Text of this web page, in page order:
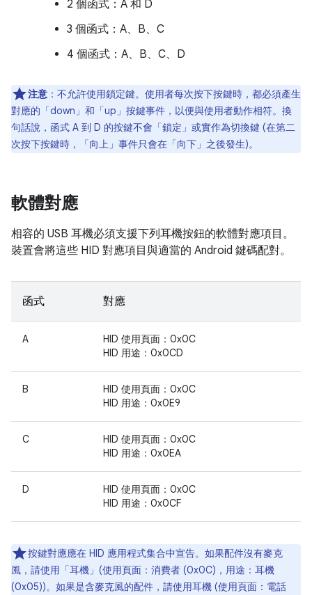
2 個函式：A 和 D
3 個函式：A、B、C
4 個函式：A、B、C、D
注意 ：不允許使用鎖定鍵。使用者每次按下按鍵時，都必須產生
對應的「down」和「up」按鍵事件，以便與使用者動作相符。換
句話說，函式 A 到 D 的按鍵不會「鎖定」或實作為切換鍵 (在第二
次按下按鍵時，「向上」事件只會在「向下」之後發生)。
軟體對應
相容的 USB 耳機必須支援下列耳機按鈕的軟體對應項目。
裝置會將這些 HID 對應項目與適當的 Android 鍵碼配對。
函式 對應
A
HID 使用頁面：0x0C
HID 用途：0x0CD
B
HID 使用頁面：0x0C
HID 用途：0x0E9
C
HID 使用頁面：0x0C
HID 用途：0x0EA
D
HID 使用頁面：0x0C
HID 用途：0x0CF
按鍵對應應在 HID 應用程式集合中宣告。如果配件沒有麥克
風，請使用「耳機」(使用頁面：消費者 (0x0C)，用途：耳機
(0x05))。如果是含麥克風的配件，請使用耳機 (使用頁面：電話